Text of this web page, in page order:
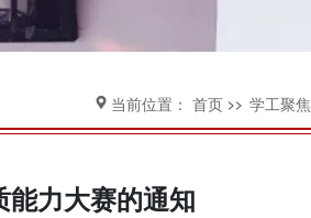
首页 学工聚焦
能力大赛的通知